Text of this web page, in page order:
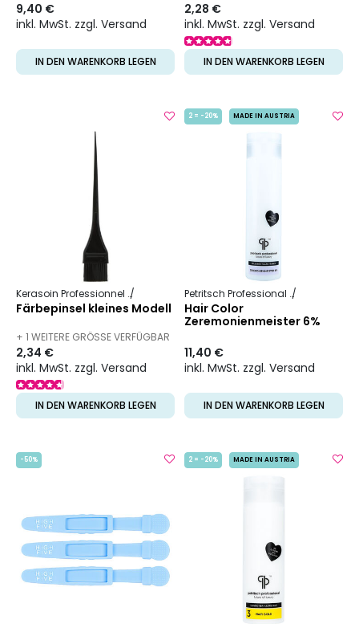
9,40 €
inkl. MwSt. zzgl. Versand
IN DEN WARENKORB LEGEN
2,28 €
inkl. MwSt. zzgl. Versand
IN DEN WARENKORB LEGEN
Kerasoin Professionnel Friseurbedarf
Färbepinsel kleines Modell
+ 1 WEITERE GRÖSSE VERFÜGBAR
2,34 €
inkl. MwSt. zzgl. Versand
IN DEN WARENKORB LEGEN
2 = -20% MADE IN AUSTRIA
Petritsch Professional
Hair Color
Zeremonienmeister 6%
11,40 €
inkl. MwSt. zzgl. Versand
IN DEN WARENKORB LEGEN
-50% 2 = -20% MADE IN AUSTRIA